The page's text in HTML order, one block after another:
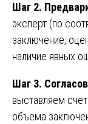
Шаг 2.
эксперт (по
заключение,
наличие явных
Шаг 3.
выставляем
объема